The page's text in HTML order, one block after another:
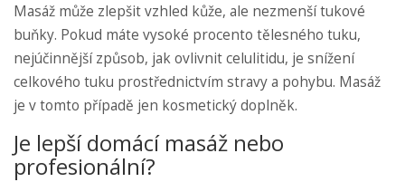
Masáž může zlepšit vzhled kůže, ale nezmenší tukové
buňky. Pokud máte vysoké procento tělesného tuku,
nejúčinnější způsob, jak ovlivnit celulitidu, je snížení
celkového tuku prostřednictvím stravy a pohybu. Masáž
je v tomto případě jen kosmetický doplněk.
Je lepší domácí masáž nebo
profesionální?